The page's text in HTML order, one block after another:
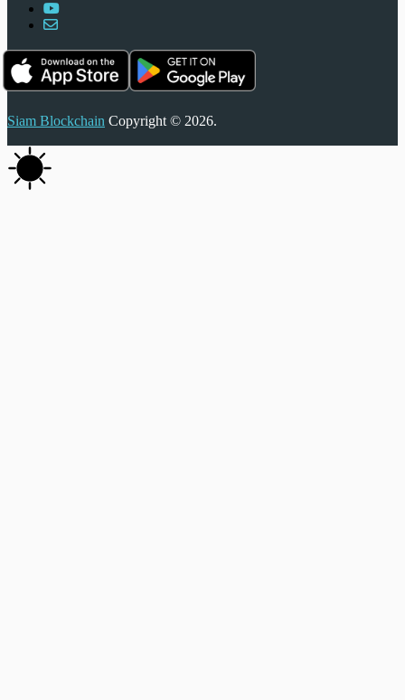
Siam Blockchain Copyright © 2026.